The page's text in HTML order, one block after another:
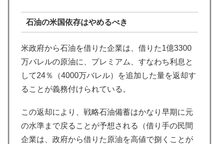
石油の米国依存はやめるべき
米政府から石油を借りた企業は、借りた1億3300
万バレルの原油に、プレミアム、すなわち利息と
して24％（4000万バレル）を追加した量を返却す
ることが義務付けられている。
この返却により、戦略石油備蓄はかなり早期に元
の水準まで戻ることが予想される（借り手の民間
企業は、政府から借りた原油を高値で捌くことが